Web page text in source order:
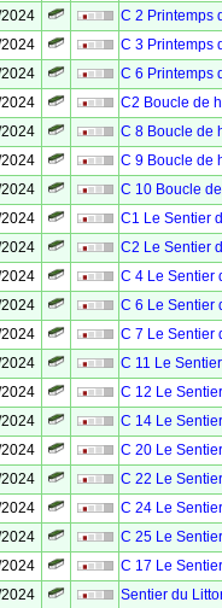
C 2 Printemps
C 3 Printemps
C 6 Printemps
C2 Boucle de
C 8 Boucle de
C 9 Boucle de
C 10 Boucle
C1 Le Sentier
C2 Le Sentier
C 4 Le Sentier
C 6 Le Sentier
C 7 Le Sentier
C 11 Le
C 12 Le
C 14 Le
C 20 Le
C 22 Le
C 24 Le
C 25 Le
C 17 Le
Sentier du